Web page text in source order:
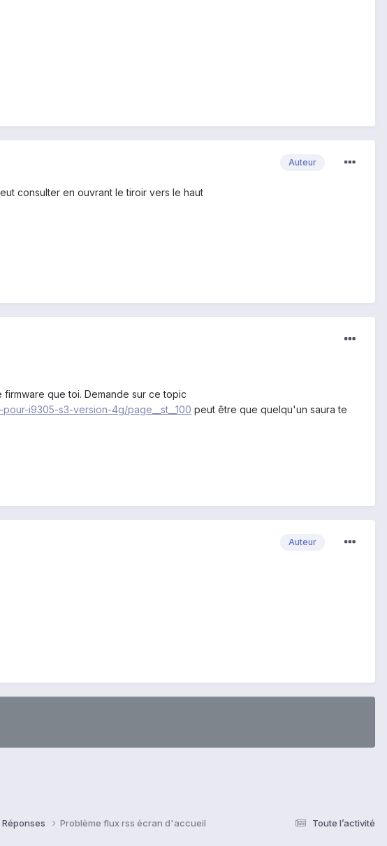
Auteur
consulter en ouvrant le tiroir vers le haut
que toi. Demande sur ce topic
i9305-s3-version-4g/page__st__100 peut être que quelqu'un saura te
Auteur
Toute l’activité
Problème flux rss écran d'accueil